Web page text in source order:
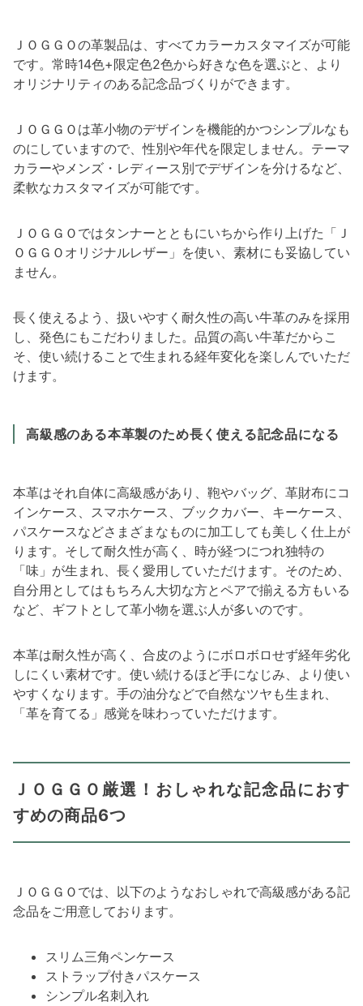
ＪＯＧＧＯの革製品は、すべてカラーカスタマイズが可能
です。常時14色+限定色2色から好きな色を選ぶと、より
オリジナリティのある記念品づくりができます。
ＪＯＧＧＯは革小物のデザインを機能的かつシンプルなも
のにしていますので、性別や年代を限定しません。テーマ
カラーやメンズ・レディース別でデザインを分けるなど、
柔軟なカスタマイズが可能です。
ＪＯＧＧＯではタンナーとともにいちから作り上げた「Ｊ
ＯＧＧＯオリジナルレザー」を使い、素材にも妥協してい
ません。
長く使えるよう、扱いやすく耐久性の高い牛革のみを採用
し、発色にもこだわりました。品質の高い牛革だからこ
そ、使い続けることで生まれる経年変化を楽しんでいただ
けます。
高級感のある本革製のため長く使える記念品になる
本革はそれ自体に高級感があり、鞄やバッグ、革財布にコ
インケース、スマホケース、ブックカバー、キーケース、
パスケースなどさまざまなものに加工しても美しく仕上が
ります。そして耐久性が高く、時が経つにつれ独特の
「味」が生まれ、長く愛用していただけます。そのため、
自分用としてはもちろん大切な方とペアで揃える方もいる
など、ギフトとして革小物を選ぶ人が多いのです。
本革は耐久性が高く、合皮のようにボロボロせず経年劣化
しにくい素材です。使い続けるほど手になじみ、より使い
やすくなります。手の油分などで自然なツヤも生まれ、
「革を育てる」感覚を味わっていただけます。
ＪＯＧＧＯ厳選！おしゃれな記念品におす
すめの商品6つ
ＪＯＧＧＯでは、以下のようなおしゃれで高級感がある記
念品をご用意しております。
スリム三角ペンケース
ストラップ付きパスケース
シンプル名刺入れ